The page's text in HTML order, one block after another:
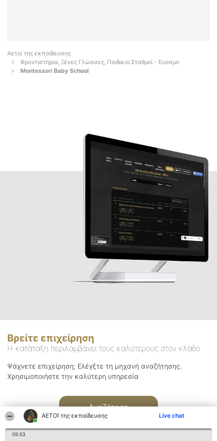
ΑΕΤΟΊ της εκπαίδευσης Live chat
05:53
Αετοί της εκπαίδευσης
Φροντιστήρια, Ξένες Γλώσσες, Παιδικοί Σταθμοί - Ευοσμο
Montessori Baby School
Βρείτε επιχείρηση
Η κατάταξη περιλαμβάνει τους καλύτερους στον κλάδο
Ψάχνετε επιχείρηση; Ελέγξτε τη μηχανή αναζήτησης.
Χρησιμοποιήστε την καλύτερη υπηρεσία
Αναζήτηση